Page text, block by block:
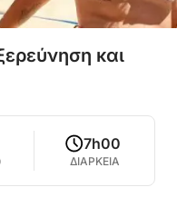
και
7h00
ΔΙΑΡΚΕΙΑ